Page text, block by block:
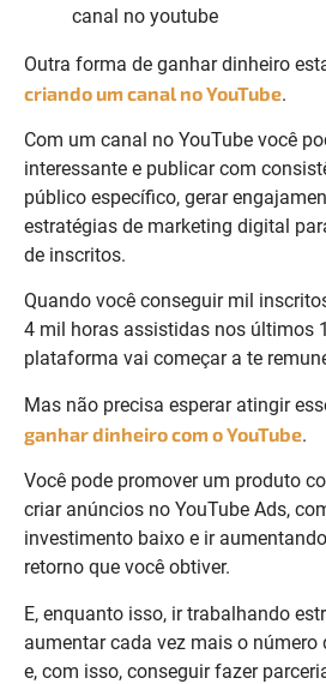
Outra forma de ganhar dinheiro
criando um canal no YouTube.
Com um canal no YouTube você
interessante e publicar com
público específico, gerar
estratégias de marketing digital
de inscritos.
Quando você conseguir mil
4 mil horas assistidas nos últimos
plataforma vai começar a te
Mas não precisa esperar atingir
ganhar dinheiro com o YouTube.
Você pode promover um produto
criar anúncios no YouTube Ads,
investimento baixo e ir
retorno que você obtiver.
E, enquanto isso, ir trabalhando
aumentar cada vez mais o número
e, com isso, conseguir fazer